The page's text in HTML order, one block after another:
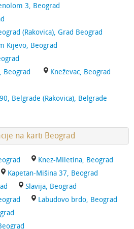
3, Beograd
(Rakovica), Grad Beograd
Kijevo, Beograd
Beograd
Kneževac, Beograd
Belgrade (Rakovica), Belgrade
na karti Beograd
Knez-Miletina, Beograd
Kapetan-Mišina 37, Beograd
Slavija, Beograd
Labudovo brdo, Beograd